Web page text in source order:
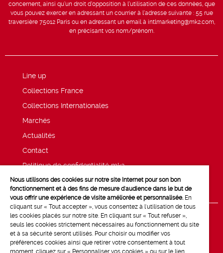
concernent, ainsi qu’un droit d’opposition à l’utilisation de ces données, que
vous pouvez exercer en adressant un courrier à l’adresse suivante : 55 rue
traversière 75012 Paris ou en adressant un email à intlmarketing@mk2.com,
en précisant vos nom/prénom.
Line up
Collections France
Collections Internationales
Marchés
Actualités
Contact
Politique de confidentialité mk2
Mentions légales
Nous utilisons des cookies sur notre site Internet pour son bon
fonctionnement et à des fins de mesure d'audience dans le but de
vous offrir une expérience de visite améliorée et personnalisée. En
cliquant sur « Tout accepter », vous consentez à l'utilisation de tous
les cookies placés sur notre site. En cliquant sur « Tout refuser »,
seuls les cookies strictement nécessaires au fonctionnement du site
et à sa sécurité seront utilisés. Pour choisir ou modifier vos
préférences cookies ainsi que retirer votre consentement à tout
moment, cliquez sur « Personnaliser vos cookies » ou sur le lien